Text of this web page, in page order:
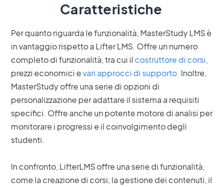
Caratteristiche
Per quanto riguarda le funzionalità, MasterStudy LMS è
in vantaggio rispetto a Lifter LMS. Offre un numero
completo di funzionalità, tra cui ilcostruttore di corsi,
prezzi economici evari approcci di supporto. Inoltre,
MasterStudy offre una serie di opzioni di
personalizzazione per adattare il sistema a requisiti
specifici. Offre anche un potente motore di analisi per
monitorare i progressi e il coinvolgimento degli
studenti.
In confronto, LifterLMS offre una serie di funzionalità,
come la creazione di corsi, la gestione dei contenuti, il